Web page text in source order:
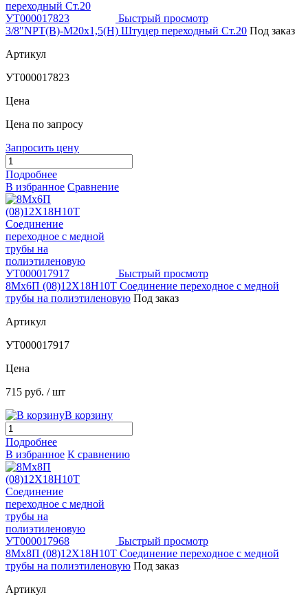
Быстрый просмотр
3/8"NPT(В)-М20х1,5(Н) Штуцер переходный Ст.20 Под заказ
Артикул
УТ000017823
Цена
Цена по запросу
Запросить цену
Подробнее
В избранное Сравнение
Быстрый просмотр
8Мх6П (08)12Х18Н10Т Соединение переходное с медной
трубы на полиэтиленовую Под заказ
Артикул
УТ000017917
Цена
715 руб. / шт
В корзину
Подробнее
В избранное К сравнению
Быстрый просмотр
8Мх8П (08)12Х18Н10Т Соединение переходное с медной
трубы на полиэтиленовую Под заказ
Артикул